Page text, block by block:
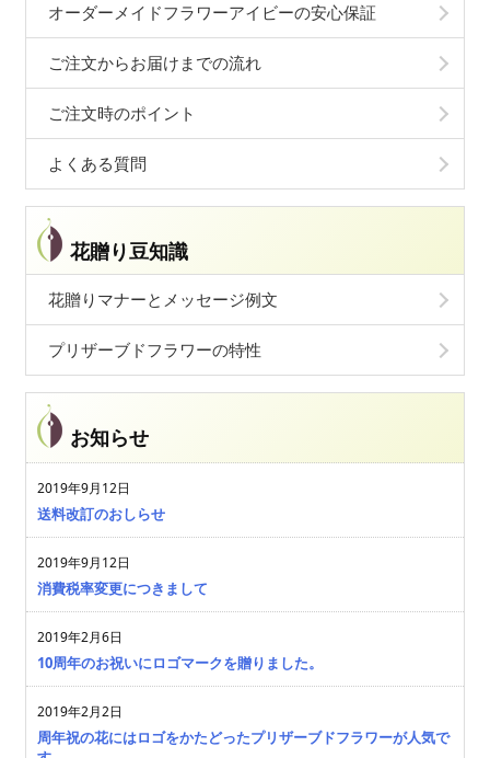
オーダーメイドフラワーアイビーの安心保証
ご注文からお届けまでの流れ
ご注文時のポイント
よくある質問
花贈り豆知識
花贈りマナーとメッセージ例文
プリザーブドフラワーの特性
お知らせ
2019年9月12日
送料改訂のおしらせ
2019年9月12日
消費税率変更につきまして
2019年2月6日
10周年のお祝いにロゴマークを贈りました。
2019年2月2日
周年祝の花にはロゴをかたどったプリザーブドフラワーが人気で